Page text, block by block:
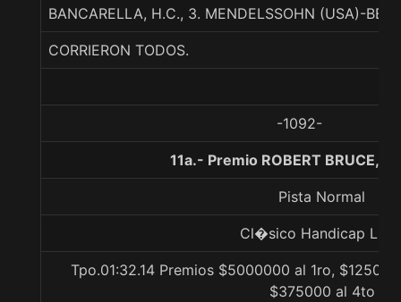
BANCARELLA, H.C., 3. MENDELSSOHN (USA)-
CORRIERON TODOS.
-1092-
11a.- Premio ROBERT BRUCE,
Pista Normal
Cl�sico Handicap
Tpo.01:32.14 Premios $5000000 al 1ro,
$375000 al 4to